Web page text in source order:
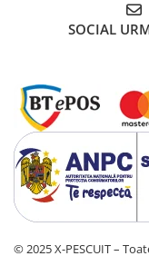
SOCIAL
© 2025 X-PESCUIT –